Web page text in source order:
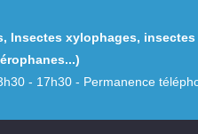
, Insectes xylophages,
...)
- 17h30 - Permanence